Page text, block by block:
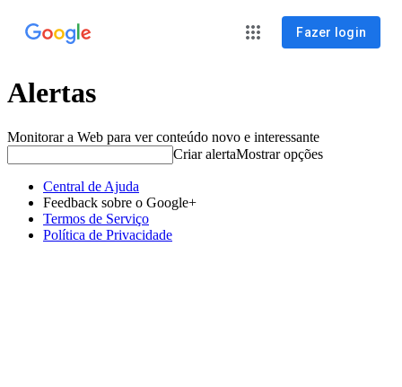
Fazer login
Alertas
Monitorar a Web para ver conteúdo novo e interessante
Criar alertaMostrar opções
Central de Ajuda
Feedback sobre o Google+
Termos de Serviço
Política de Privacidade